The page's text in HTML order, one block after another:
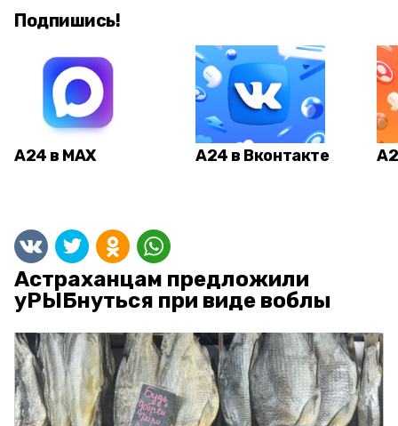
Подпишись!
А24 в MAX А24 в Вконтакте
Астраханцам предложили
уРЫБнуться при виде воблы